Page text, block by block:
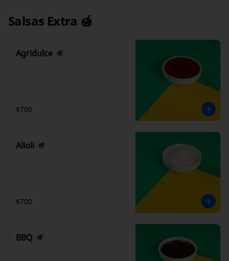
Salsas Extra 🍯
Agridulce
$700
Alioli
$700
BBQ